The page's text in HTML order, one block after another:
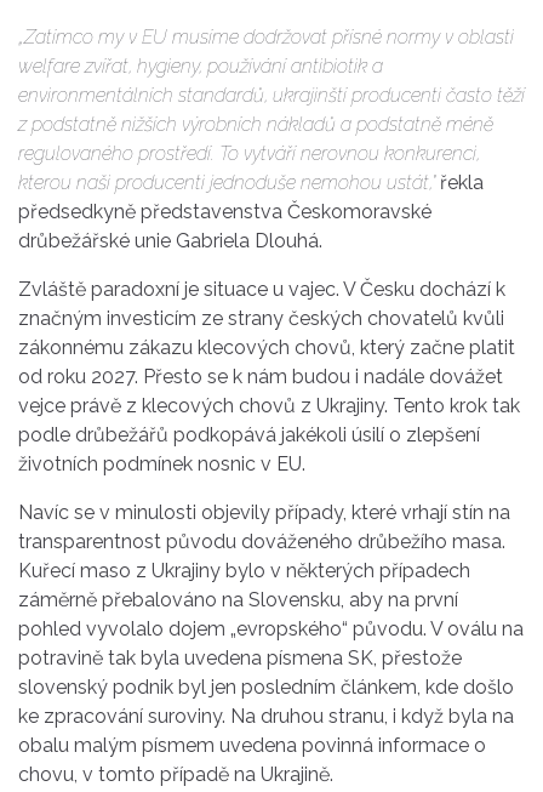
„Zatímco my v EU musíme dodržovat přísné normy v oblasti
welfare zvířat, hygieny, používání antibiotik a
environmentálních standardů, ukrajinští producenti často těží
z podstatně nižších výrobních nákladů a podstatně méně
regulovaného prostředí. To vytváří nerovnou konkurenci,
kterou naši producenti jednoduše nemohou ustát,"řekla
předsedkyně představenstva Českomoravské
drůbežářské unie Gabriela Dlouhá.
Zvláště paradoxní je situace u vajec. V Česku dochází k
značným investicím ze strany českých chovatelů kvůli
zákonnému zákazu klecových chovů, který začne platit
od roku 2027. Přesto se k nám budou i nadále dovážet
vejce právě z klecových chovů z Ukrajiny. Tento krok tak
podle drůbežářů podkopává jakékoli úsilí o zlepšení
životních podmínek nosnic v EU.
Navíc se v minulosti objevily případy, které vrhají stín na
transparentnost původu dováženého drůbežího masa.
Kuřecí maso z Ukrajiny bylo v některých případech
záměrně přebalováno na Slovensku, aby na první
pohled vyvolalo dojem „evropského“ původu. V oválu na
potravině tak byla uvedena písmena SK, přestože
slovenský podnik byl jen posledním článkem, kde došlo
ke zpracování suroviny. Na druhou stranu, i když byla na
obalu malým písmem uvedena povinná informace o
chovu, v tomto případě na Ukrajině.